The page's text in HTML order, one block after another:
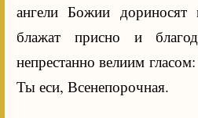
ангели Божии
блажат присно и
непрестанно велиим
Ты еси, Всенепорочная.